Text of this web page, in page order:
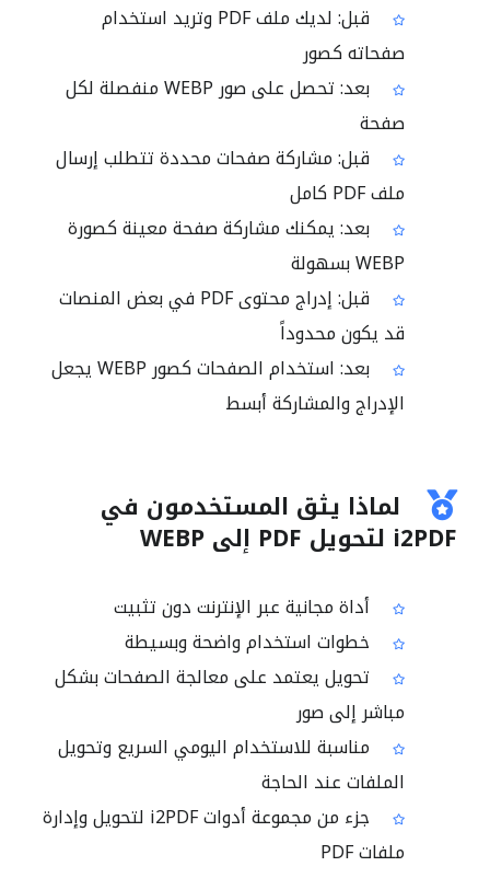
قبل: لديك ملف PDF وتريد استخدام
صفحاته كصور
بعد: تحصل على صور WEBP منفصلة لكل
صفحة
قبل: مشاركة صفحات محددة تتطلب إرسال
ملف PDF كامل
بعد: يمكنك مشاركة صفحة معينة كصورة
WEBP بسهولة
قبل: إدراج محتوى PDF في بعض المنصات
قد يكون محدوداً
بعد: استخدام الصفحات كصور WEBP يجعل
الإدراج والمشاركة أبسط
لماذا يثق المستخدمون في
i2PDF لتحويل PDF إلى WEBP
أداة مجانية عبر الإنترنت دون تثبيت
خطوات استخدام واضحة وبسيطة
تحويل يعتمد على معالجة الصفحات بشكل
مباشر إلى صور
مناسبة للاستخدام اليومي السريع وتحويل
الملفات عند الحاجة
جزء من مجموعة أدوات i2PDF لتحويل وإدارة
ملفات PDF